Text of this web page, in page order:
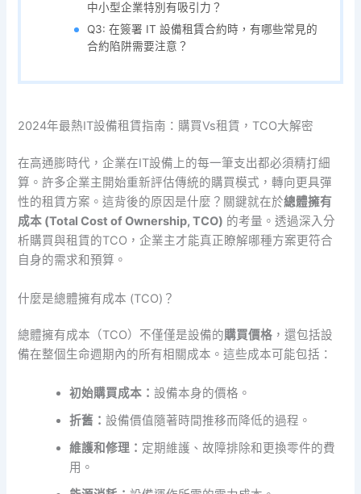
中小型企業特別有吸引力？
Q3: 在簽署 IT 設備租賃合約時，有哪些常見的
合約陷阱需要注意？
2024年最熱IT設備租賃指南：購買Vs租賃，TCO大解密
在高通膨時代，企業在IT設備上的每一筆支出都必須精打細
算。許多企業主開始重新評估傳統的購買模式，轉向更具彈
性的租賃方案。這背後的原因是什麼？關鍵就在於總體擁有
成本 (Total Cost of Ownership, TCO) 的考量。透過深入分
析購買與租賃的TCO，企業主才能真正瞭解哪種方案更符合
自身的需求和預算。
什麼是總體擁有成本 (TCO)？
總體擁有成本（TCO）不僅僅是設備的購買價格 ，還包括設
備在整個生命週期內的所有相關成本。這些成本可能包括：
初始購買成本：設備本身的價格。
折舊：設備價值隨著時間推移而降低的過程。
維護和修理： 定期維護、故障排除和更換零件的費
用。